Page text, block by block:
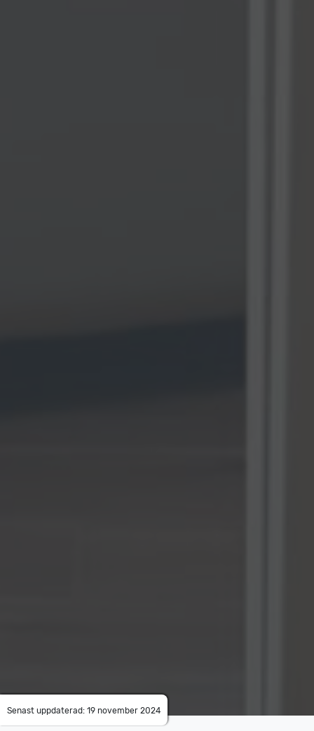
Senast uppdaterad: 19 november 2024